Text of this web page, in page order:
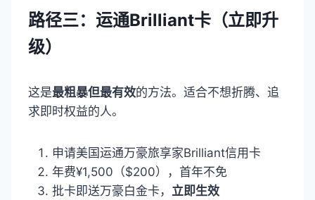
路径三：运通Brilliant卡（立即升
级）
这是最粗暴但最有效的方法。适合不想折腾、追
求即时权益的人。
申请美国运通万豪旅享家Brilliant信用卡
年费¥1,500（$200），首年不免
批卡即送万豪白金卡， 立即生效